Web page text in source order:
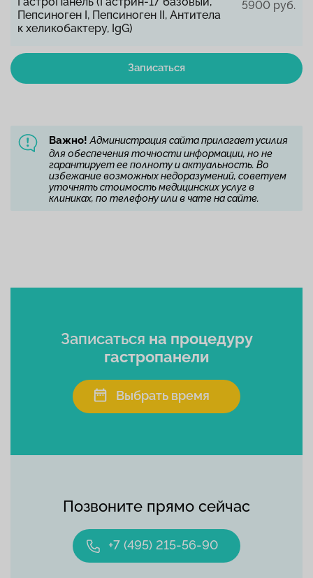
Пепсиноген I, Пепсиноген II, Антитела
к хеликобактеру, IgG)
5900 руб.
Записаться
Важно! Администрация сайта прилагает усилия
для обеспечения точности информации, но не
гарантирует ее полноту и актуальность. Во
избежание возможных недоразумений, советуем
уточнять стоимость медицинских услуг в
клиниках, по телефону или в чате на сайте.
Позвоните прямо сейчас
+7 (495) 215-56-90
Записаться на процедуру
гастропанели
Выбрать время